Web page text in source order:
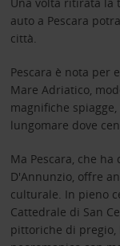
auto a Pescara
città.
Pescara è nota per
Mare Adriatico,
magnifiche
lungomare dove
Ma Pescara, che
D'Annunzio, offre
culturale. In pieno
Cattedrale di San
pittoriche di pregio,